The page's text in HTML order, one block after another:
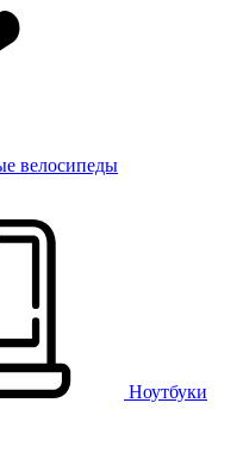
велосипеды
Ноутбуки